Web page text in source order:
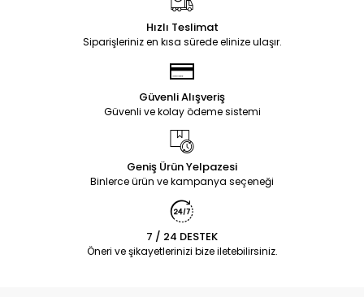
Hızlı Teslimat
Siparişleriniz en kısa sürede elinize ulaşır.
Güvenli Alışveriş
Güvenli ve kolay ödeme sistemi
Geniş Ürün Yelpazesi
Binlerce ürün ve kampanya seçeneği
7 / 24 DESTEK
Öneri ve şikayetlerinizi bize iletebilirsiniz.